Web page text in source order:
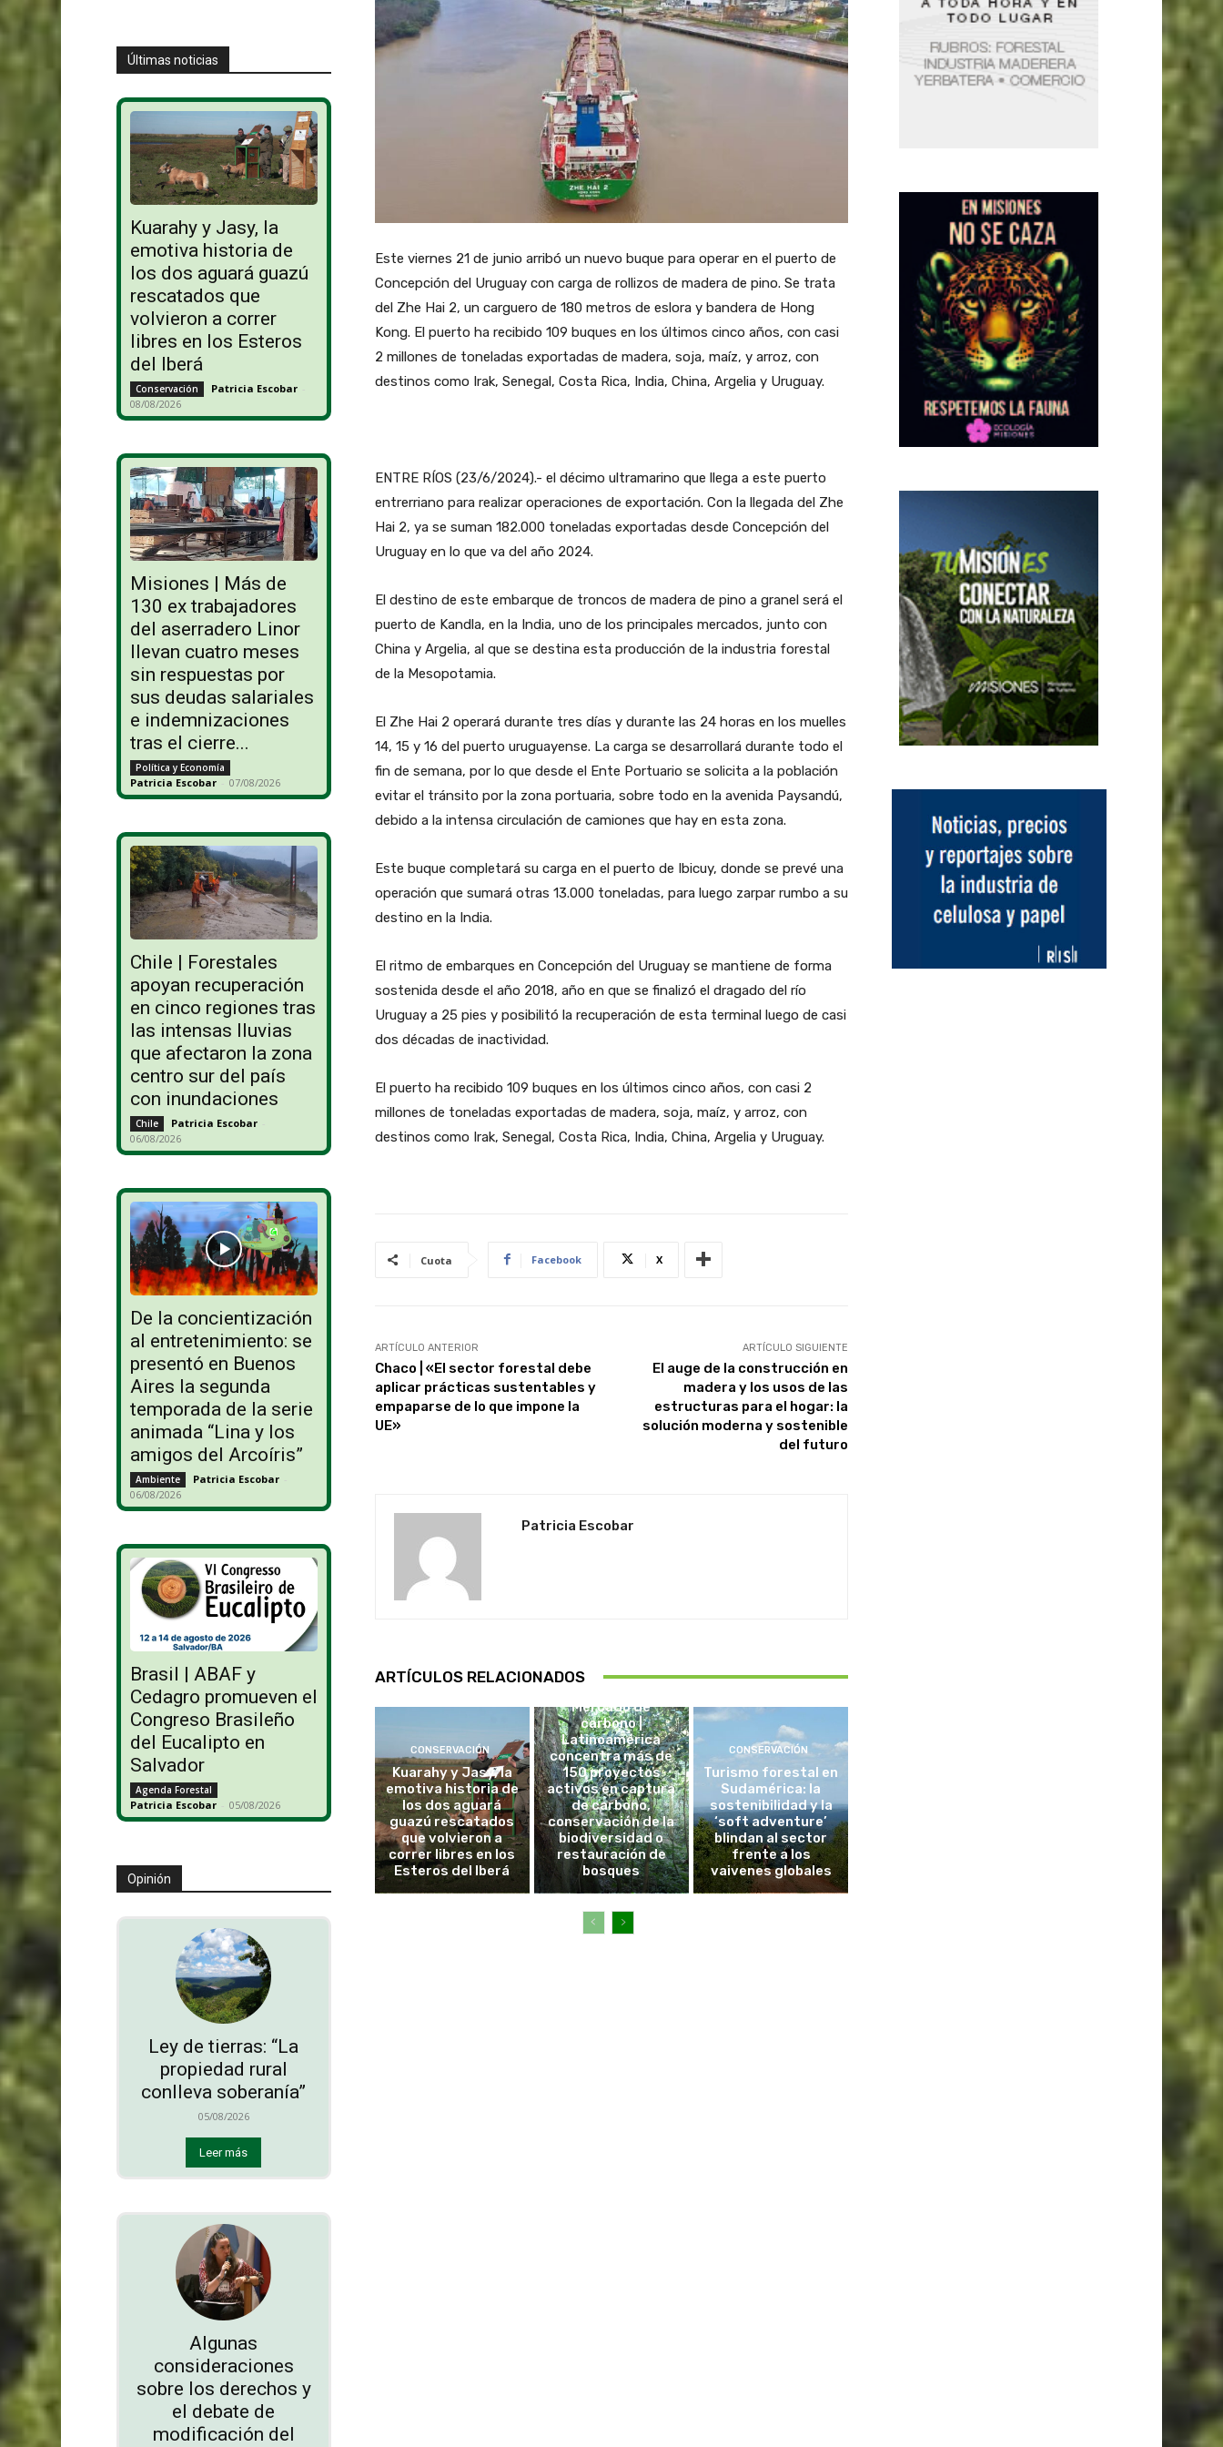
Últimas noticias
Kuarahy y Jasy, la
emotiva historia de
los dos aguará guazú
rescatados que
volvieron a correr
libres en los Esteros
del Iberá
Conservación Patricia Escobar -
08/08/2026
Misiones | Más de
130 ex trabajadores
del aserradero Linor
llevan cuatro meses
sin respuestas por
sus deudas salariales
e indemnizaciones
tras el cierre...
Política y Economía
Patricia Escobar - 07/08/2026
Chile | Forestales
apoyan recuperación
en cinco regiones tras
las intensas lluvias
que afectaron la zona
centro sur del país
con inundaciones
Chile Patricia Escobar -
06/08/2026
De la concientización
al entretenimiento: se
presentó en Buenos
Aires la segunda
temporada de la serie
animada “Lina y los
amigos del Arcoíris”
Ambiente Patricia Escobar -
06/08/2026
Brasil | ABAF y
Cedagro promueven el
Congreso Brasileño
del Eucalipto en
Salvador
Agenda Forestal
Patricia Escobar - 05/08/2026
Opinión
Ley de tierras: “La
propiedad rural
conlleva soberanía”
05/08/2026
Leer más
Algunas
consideraciones
sobre los derechos y
el debate de
modificación del
Este viernes 21 de junio arribó un nuevo buque para operar en el puerto de
Concepción del Uruguay con carga de rollizos de madera de pino. Se trata
del Zhe Hai 2, un carguero de 180 metros de eslora y bandera de Hong
Kong. El puerto ha recibido 109 buques en los últimos cinco años, con casi
2 millones de toneladas exportadas de madera, soja, maíz, y arroz, con
destinos como Irak, Senegal, Costa Rica, India, China, Argelia y Uruguay.
ENTRE RÍOS (23/6/2024).- el décimo ultramarino que llega a este puerto
entrerriano para realizar operaciones de exportación. Con la llegada del Zhe
Hai 2, ya se suman 182.000 toneladas exportadas desde Concepción del
Uruguay en lo que va del año 2024.
El destino de este embarque de troncos de madera de pino a granel será el
puerto de Kandla, en la India, uno de los principales mercados, junto con
China y Argelia, al que se destina esta producción de la industria forestal
de la Mesopotamia.
El Zhe Hai 2 operará durante tres días y durante las 24 horas en los muelles
14, 15 y 16 del puerto uruguayense. La carga se desarrollará durante todo el
fin de semana, por lo que desde el Ente Portuario se solicita a la población
evitar el tránsito por la zona portuaria, sobre todo en la avenida Paysandú,
debido a la intensa circulación de camiones que hay en esta zona.
Este buque completará su carga en el puerto de Ibicuy, donde se prevé una
operación que sumará otras 13.000 toneladas, para luego zarpar rumbo a su
destino en la India.
El ritmo de embarques en Concepción del Uruguay se mantiene de forma
sostenida desde el año 2018, año en que se finalizó el dragado del río
Uruguay a 25 pies y posibilitó la recuperación de esta terminal luego de casi
dos décadas de inactividad.
El puerto ha recibido 109 buques en los últimos cinco años, con casi 2
millones de toneladas exportadas de madera, soja, maíz, y arroz, con
destinos como Irak, Senegal, Costa Rica, India, China, Argelia y Uruguay.
Cuota Facebook X
ARTÍCULO ANTERIOR
Chaco | «El sector forestal debe
aplicar prácticas sustentables y
empaparse de lo que impone la
UE»
ARTÍCULO SIGUIENTE
El auge de la construcción en
madera y los usos de las
estructuras para el hogar: la
solución moderna y sostenible
del futuro
Patricia Escobar
ARTÍCULOS RELACIONADOS
CONSERVACIÓN
Kuarahy y Jasy, la
emotiva historia de
los dos aguará
guazú rescatados
que volvieron a
correr libres en los
Esteros del Iberá
Mercado de
carbono |
Latinoamérica
concentra más de
150 proyectos
activos en captura
de carbono,
conservación de la
biodiversidad o
restauración de
bosques
CONSERVACIÓN
Turismo forestal en
Sudamérica: la
sostenibilidad y la
‘soft adventure’
blindan al sector
frente a los
vaivenes globales